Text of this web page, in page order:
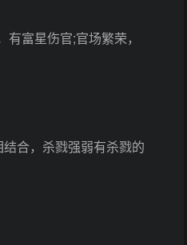
富星伤官;官场繁荣，
合，杀戮强弱有杀戮的